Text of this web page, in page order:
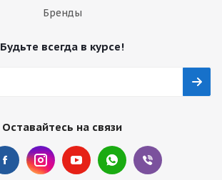
Бренды
Будьте всегда в курсе!
Оставайтесь на связи